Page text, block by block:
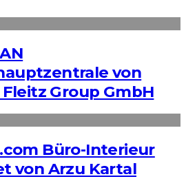
von
Group GmbH
Büro-Interieur
von Arzu Kartal